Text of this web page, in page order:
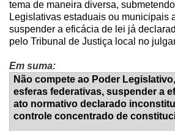
tema de maneira diversa,
Legislativas estaduais ou municipais
suspender a eficácia de lei já
pelo Tribunal de Justiça local no
Em suma:
Não compete ao Poder
esferas federativas, suspender a
ato normativo declarado
controle concentrado de